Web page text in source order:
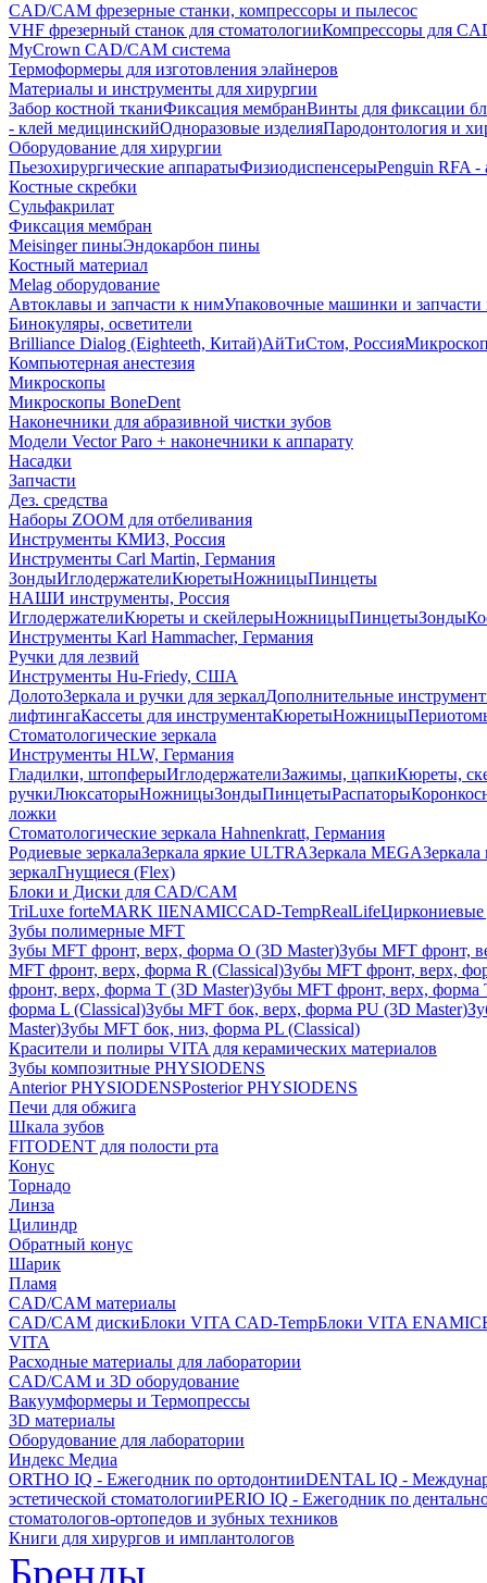
CAD/CAM фрезерные станки, компрессоры и пылесос
VHF фрезерный станок для стоматологииКомпрессоры для
MyCrown CAD/CAM система
Термоформеры для изготовления элайнеров
Материалы и инструменты для хирургии
Забор костной тканиФиксация мембранВинты для фиксации
- клей медицинскийОдноразовые изделияПародонтология и
Оборудование для хирургии
Пьезохирургические аппаратыФизиодиспенсерыPenguin RFA -
Костные скребки
Сульфакрилат
Фиксация мембран
Meisinger пиныЭндокарбон пины
Костный материал
Melag оборудование
Автоклавы и запчасти к нимУпаковочные машинки и
Бинокуляры, осветители
Brilliance Dialog (Eighteeth, Китай)АйТиСтом, Россия
Компьютерная анестезия
Микроскопы
Микроскопы BoneDent
Наконечники для абразивной чистки зубов
Модели Vector Paro + наконечники к аппарату
Насадки
Запчасти
Дез. средства
Наборы ZOOM для отбеливания
Инструменты КМИЗ, Россия
Инструменты Carl Martin, Германия
ЗондыИглодержателиКюретыНожницыПинцеты
НАШИ инструменты, Россия
ИглодержателиКюреты и скейлерыНожницыПинцетыЗонды
Инструменты Karl Hammacher, Германия
Ручки для лезвий
Инструменты Hu-Friedy, США
ДолотоЗеркала и ручки для зеркалДополнительные
лифтингаКассеты для инструментаКюретыНожницы
Стоматологические зеркала
Инструменты HLW, Германия
Гладилки, штопферыИглодержателиЗажимы, цапкиКюреты,
ручкиЛюксаторыНожницыЗондыПинцетыРаспаторы
ложки
Стоматологические зеркала Hahnenkratt, Германия
Родиевые зеркалаЗеркала яркие ULTRAЗеркала MEGAЗеркала
зеркалГнущиеся (Flex)
Блоки и Диски для CAD/CAM
TriLuxe forteMARK IIENAMICCAD-TempRealLifeЦиркониевые
Зубы полимерные MFT
Зубы MFT фронт, верх, форма O (3D Master)Зубы MFT фронт,
MFT фронт, верх, форма R (Classical)Зубы MFT фронт, верх,
фронт, верх, форма T (3D Master)Зубы MFT фронт, верх, форма
форма L (Classical)Зубы MFT бок, верх, форма PU (3D Master)
Master)Зубы MFT бок, низ, форма PL (Classical)
Красители и полиры VITA для керамических материалов
Зубы композитные PHYSIODENS
Anterior PHYSIODENSPosterior PHYSIODENS
Печи для обжига
Шкала зубов
FITODENT для полости рта
Конус
Торнадо
Линза
Цилиндр
Обратный конус
Шарик
Пламя
CAD/CAM материалы
CAD/CAM дискиБлоки VITA CAD-TempБлоки VITA ENAMIC
VITA
Расходные материалы для лаборатории
CAD/CAM и 3D оборудование
Вакуумформеры и Термопрессы
3D материалы
Оборудование для лаборатории
Индекс Медиа
ORTHO IQ - Ежегодник по ортодонтииDENTAL IQ -
эстетической стоматологииPERIO IQ - Ежегодник по
стоматологов-ортопедов и зубных техников
Книги для хирургов и имплантологов
Бренды